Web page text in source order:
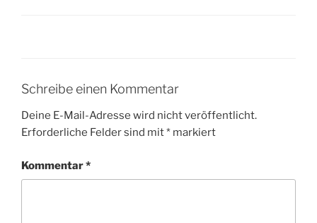
Schreibe einen Kommentar
Deine E-Mail-Adresse wird nicht veröffentlicht.
Erforderliche Felder sind mit* markiert
Kommentar*